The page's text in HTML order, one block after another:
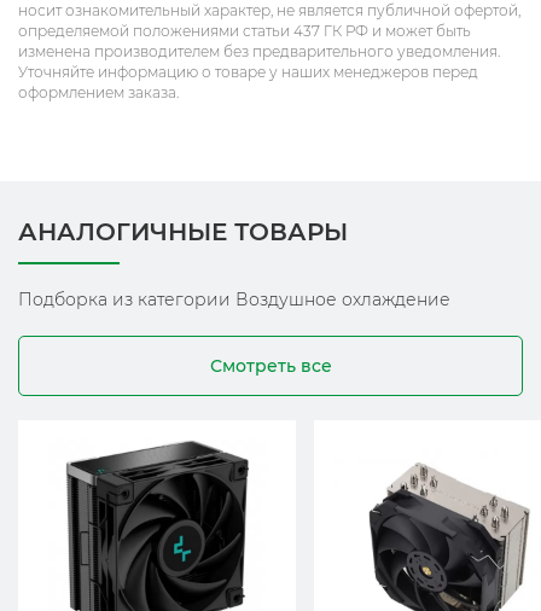
носит ознакомительный характер, не является публичной офертой,
определяемой положениями статьи 437 ГК РФ и может быть
изменена производителем без предварительного уведомления.
Уточняйте информацию о товаре у наших менеджеров перед
оформлением заказа.
АНАЛОГИЧНЫЕ ТОВАРЫ
Подборка из категории Воздушное охлаждение
Смотреть все